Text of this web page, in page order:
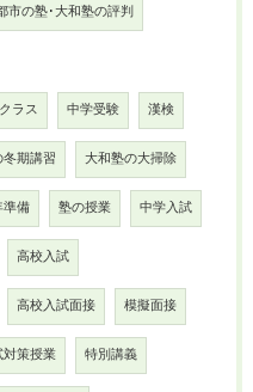
市の塾･大和塾の評判
ラス 中学受験 漢検
期講習 大和塾の大掃除
備 塾の授業 中学入試
高校入試
高校入試面接 模擬面接
策授業 特別講義